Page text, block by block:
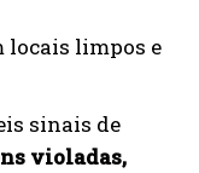
locais limpos e
sinais de
violadas,